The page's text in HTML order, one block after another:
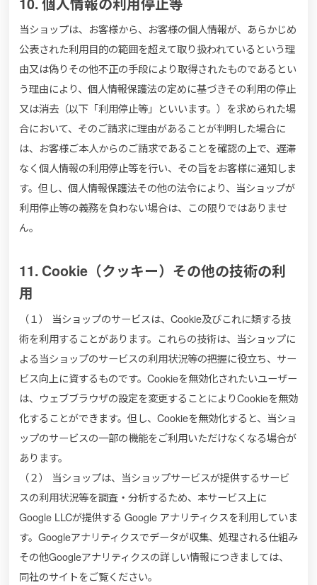
当ショップは、お客様から、お客様の個人情報が、あらかじめ
公表された利用目的の範囲を超えて取り扱われているという理
由又は偽りその他不正の手段により取得されたものであるとい
う理由により、個人情報保護法の定めに基づきその利用の停止
又は消去（以下「利用停止等」といいます。）を求められた場
合において、そのご請求に理由があることが判明した場合に
は、お客様ご本人からのご請求であることを確認の上で、遅滞
なく個人情報の利用停止等を行い、その旨をお客様に通知しま
す。但し、個人情報保護法その他の法令により、当ショップが
利用停止等の義務を負わない場合は、この限りではありませ
ん。
11. Cookie（クッキー）その他の技術の利
用
（１） 当ショップのサービスは、Cookie及びこれに類する技
術を利用することがあります。これらの技術は、当ショップに
よる当ショップのサービスの利用状況等の把握に役立ち、サー
ビス向上に資するものです。Cookieを無効化されたいユーザー
は、ウェブブラウザの設定を変更することによりCookieを無効
化することができます。但し、Cookieを無効化すると、当ショ
ップのサービスの一部の機能をご利用いただけなくなる場合が
あります。
（２） 当ショップは、当ショップサービスが提供するサービ
スの利用状況等を調査・分析するため、本サービス上に
Google LLCが提供する Google アナリティクスを利用していま
す。Googleアナリティクスでデータが収集、処理される仕組み
その他Googleアナリティクスの詳しい情報につきましては、
同社のサイトをご覧ください。